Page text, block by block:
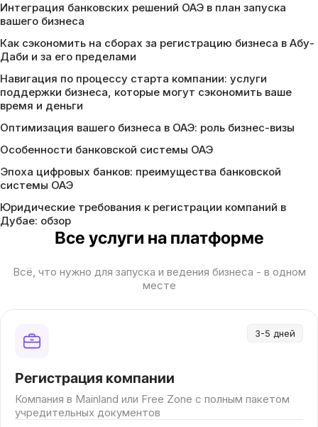
Интеграция банковских решений ОАЭ в план запуска
вашего бизнеса
Как сэкономить на сборах за регистрацию бизнеса в Абу-
Даби и за его пределами
Навигация по процессу старта компании: услуги
поддержки бизнеса, которые могут сэкономить ваше
время и деньги
Оптимизация вашего бизнеса в ОАЭ: роль бизнес-визы
Особенности банковской системы ОАЭ
Эпоха цифровых банков: преимущества банковской
системы ОАЭ
Юридические требования к регистрации компаний в
Дубае: обзор
Все услуги на платформе
Всё, что нужно для запуска и ведения бизнеса - в одном
месте
3-5 дней
Регистрация компании
Компания в Mainland или Free Zone с полным пакетом
учредительных документов